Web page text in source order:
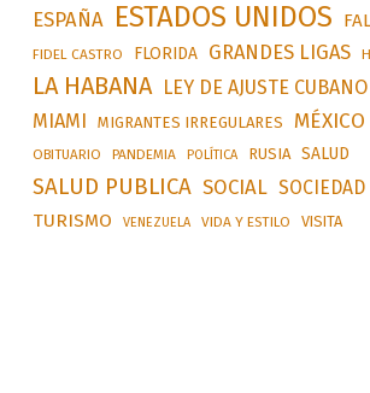
ESPAÑA ESTADOS UNIDOS
FIDEL CASTRO FLORIDA GRANDES LIGAS
LA HABANA LEY DE AJUSTE CUBANO
MIAMI MIGRANTES IRREGULARES MÉXICO
OBITUARIO PANDEMIA POLÍTICA RUSIA SALUD
SALUD PUBLICA SOCIAL SOCIEDAD
TURISMO VENEZUELA VIDA Y ESTILO VISITA